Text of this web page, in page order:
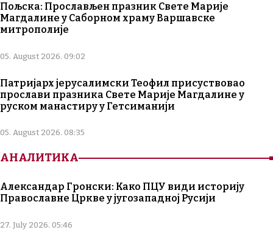
Пољска: Прослављен празник Свете Марије
Магдалине у Саборном храму Варшавске
митрополије
05. August 2026. 09:02
Патријарх јерусалимски Теофил присуствовао
прослави празника Свете Марије Магдалине у
руском манастиру у Гетсиманији
05. August 2026. 08:35
АНАЛИТИКА
Александар Гронски: Како ПЦУ види историју
Православне Цркве у југозападној Русији
27. July 2026. 05:46